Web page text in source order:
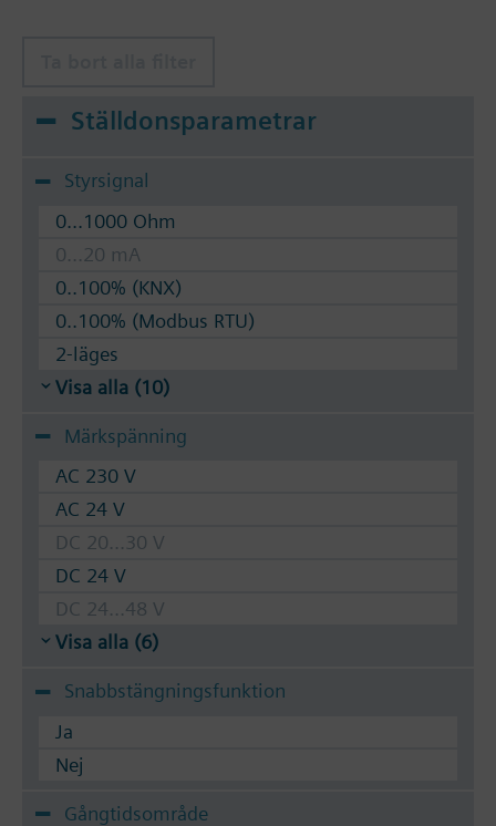
Ställdonsparametrar
Styrsignal
0...1000 Ohm
0...20 mA
0..100% (KNX)
0..100% (Modbus RTU)
2-läges
Visa alla (10)
Märkspänning
AC 230 V
AC 24 V
DC 20...30 V
DC 24 V
DC 24...48 V
Visa alla (6)
Snabbstängningsfunktion
Ja
Nej
Gångtidsområde